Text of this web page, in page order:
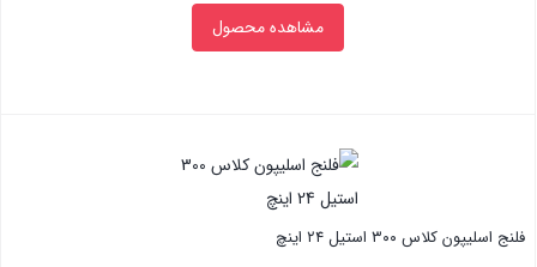
مشاهده محصول
فلنج اسلیپون کلاس ۳۰۰ استیل ۲۴ اینچ